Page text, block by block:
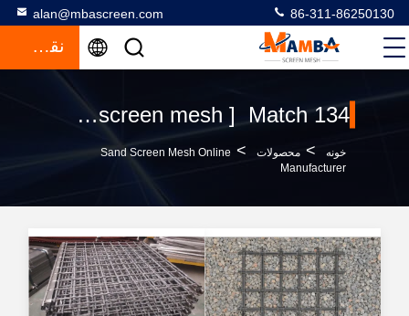
alan@mbascreen.com 86-311-86250130
نقل قول
Keywords [ sand screen mesh ] Match 134 محصولات
خونه > محصولات >
Sand Screen Mesh Online
Manufacturer